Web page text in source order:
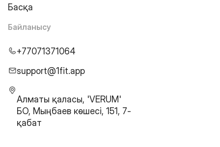
Басқа
Байланысу
+77071371064
support@1fit.app
Алматы қаласы, 'VERUM'
БО, Мыңбаев көшесі, 151, 7-
қабат